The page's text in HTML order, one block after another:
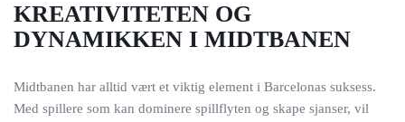
KREATIVITETEN OG
DYNAMIKKEN I MIDTBANEN
Midtbanen har alltid vært et viktig element i Barcelonas suksess.
Med spillere som kan dominere spillflyten og skape sjanser, vil